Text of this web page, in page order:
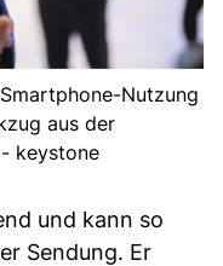
Nutzung
aus der
keystone
und kann so
Sendung. Er